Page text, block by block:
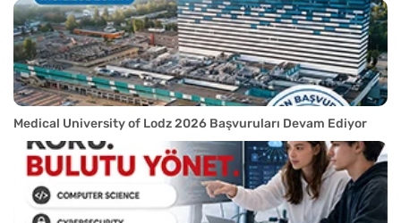
Medical University of Lodz 2026 Başvuruları Devam Ediyor